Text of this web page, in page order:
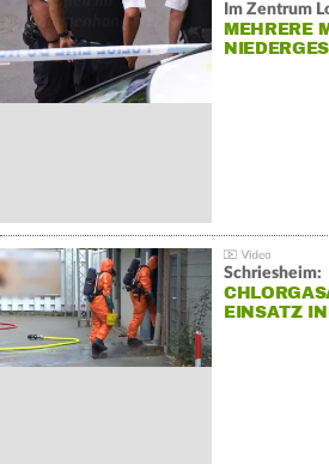
Im Zentrum
MEHRERE
Schriesheim:
EINSATZ